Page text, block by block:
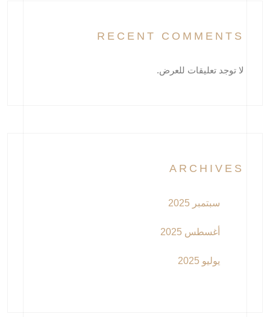
RECENT COMMENTS
لا توجد تعليقات للعرض.
ARCHIVES
سبتمبر 2025
أغسطس 2025
يوليو 2025